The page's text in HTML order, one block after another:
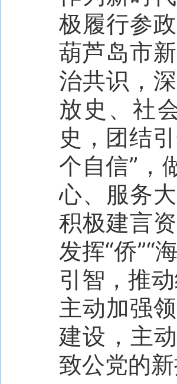
极履行参
葫芦岛市
治共识，
放史、社
史，团结
个自信”，
心、服务
积极建言
发挥“侨”“
引智，推
主动加强
建设，主
致公党的